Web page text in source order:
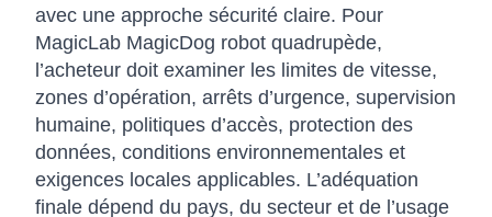
avec une approche sécurité claire. Pour
MagicLab MagicDog robot quadrupède,
l’acheteur doit examiner les limites de vitesse,
zones d’opération, arrêts d’urgence, supervision
humaine, politiques d’accès, protection des
données, conditions environnementales et
exigences locales applicables. L’adéquation
finale dépend du pays, du secteur et de l’usage